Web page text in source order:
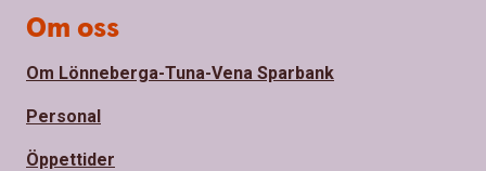
Om oss
Om Lönneberga-Tuna-Vena Sparbank
Personal
Öppettider